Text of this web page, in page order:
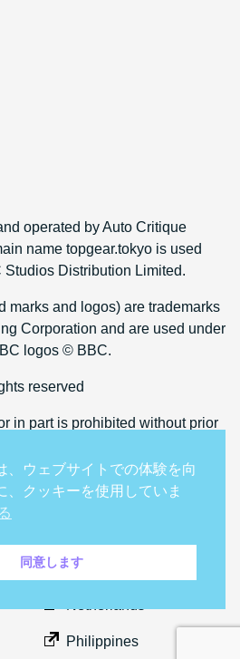
operated by Auto Critique
name topgear.tokyo is used
Distribution Limited.
marks and logos) are trademarks
Corporation and are used under
logos © BBC.
reserved
in part is prohibited without prior
SITES
Middle East
Philippines
、ウェブサイトでの体験を向
、クッキーを使用していま
同意します